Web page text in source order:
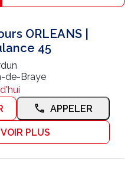
ORLEANS |
45
de-Braye
APPELER
VOIR PLUS